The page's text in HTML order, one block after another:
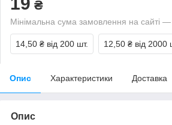
₴
Мінімальна сума замовлення на сайті
14,50 ₴ від 200 шт. 12,50 ₴ від 2000
Опис Характеристики Доставка
Опис